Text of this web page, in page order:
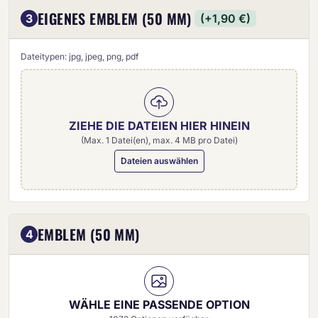
3 EIGENES EMBLEM (50 MM) (+1,90 €)
Dateitypen: jpg, jpeg, png, pdf
ZIEHE DIE DATEIEN HIER HINEIN
(Max. 1 Datei(en), max. 4 MB pro Datei)
Dateien auswählen
4 EMBLEM (50 MM)
WÄHLE EINE PASSENDE OPTION